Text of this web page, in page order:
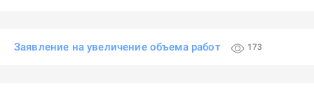
Заявление на увеличение объема работ 173